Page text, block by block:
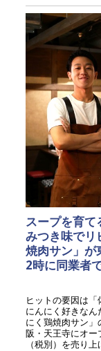
スープを育て
みつき味でリ
焼肉サン」が
2時に同業者
ヒットの要因は
にんにく好きな
にく鶏焼肉サン
阪・天王寺にオー
（税別）を売り